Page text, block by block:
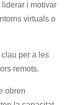
i motivar
virtuals o
per a les
remots.
obren